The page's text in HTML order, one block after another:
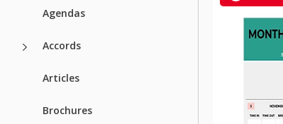
Agendas
Accords
Articles
Brochures